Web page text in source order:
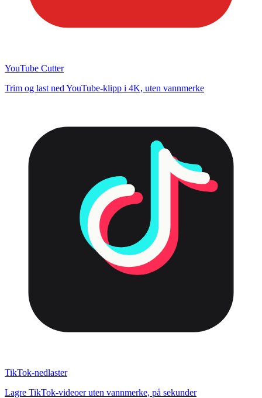
YouTube Cutter
Trim og last ned YouTube-klipp i 4K, uten vannmerke
TikTok-nedlaster
Lagre TikTok-videoer uten vannmerke, på sekunder